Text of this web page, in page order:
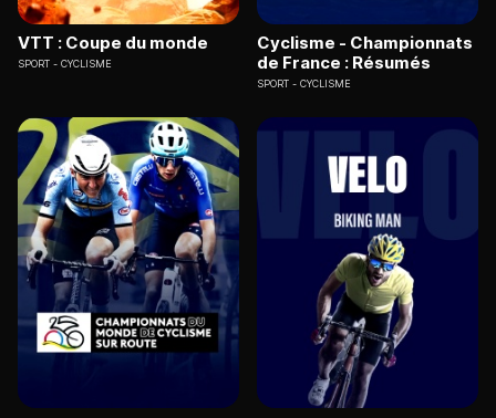
VTT : Coupe du monde
SPORT CYCLISME
Cyclisme - Championnats
de France : Résumés
SPORT CYCLISME